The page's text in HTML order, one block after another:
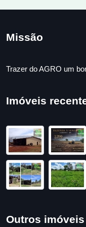
Missão
Trazer do AGRO um
Imóveis
Outros imóveis